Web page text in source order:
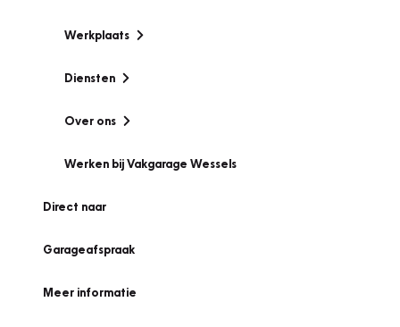
Werkplaats
Diensten
Over ons
Werken bij Vakgarage Wessels
Direct naar
Garageafspraak
Meer informatie